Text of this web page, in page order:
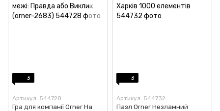
3
Артикул: 544728
Гра для компанії Orner На
3
Артикул: 544732
Пазл Orner Незламний